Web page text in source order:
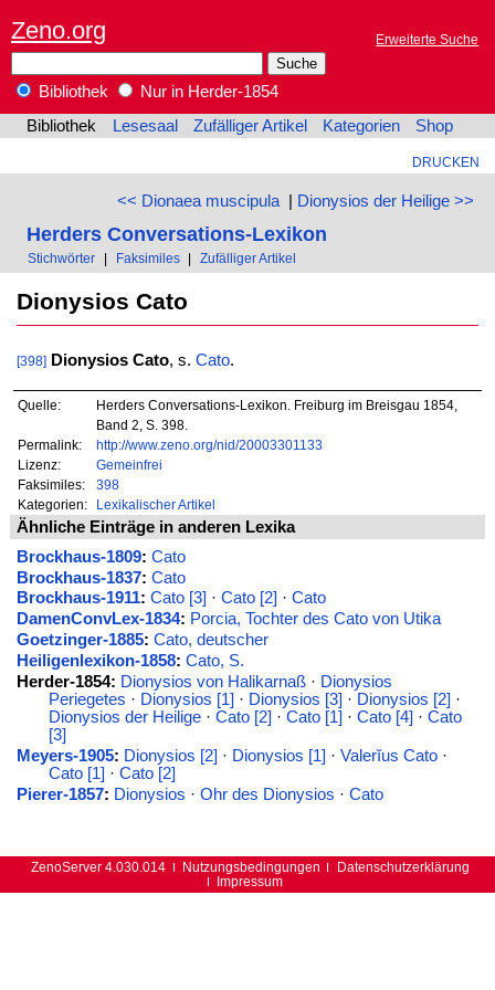
Zeno.org Erweiterte Suche
Bibliothek
Nur in Herder-1854
Bibliothek
Lesesaal Zufälliger Artikel Kategorien Shop
DRUCKEN
<< Dionaea muscipula| Dionysios der Heilige >>
Herders Conversations-Lexikon
Stichwörter | Faksimiles | Zufälliger Artikel
Dionysios Cato
[398] Dionysios Cato, s. Cato.
Quelle:
Herders Conversations-Lexikon. Freiburg im Breisgau 1854,
Band 2, S. 398.
Permalink:
http://www.zeno.org/nid/20003301133
Lizenz:
Gemeinfrei
Faksimiles:
398
Kategorien:
Lexikalischer Artikel
Ähnliche Einträge in anderen Lexika
Brockhaus-1809: Cato
Brockhaus-1837: Cato
Brockhaus-1911: Cato [3] · Cato [2] · Cato
DamenConvLex-1834: Porcia, Tochter des Cato von Utika
Goetzinger-1885: Cato, deutscher
Heiligenlexikon-1858: Cato, S.
Herder-1854: Dionysios von Halikarnaß· Dionysios
Periegetes · Dionysios [1] · Dionysios [3] · Dionysios [2] ·
Dionysios der Heilige· Cato [2] · Cato [1] · Cato [4] · Cato
[3]
Meyers-1905: Dionysios [2] · Dionysios [1] · Valerĭus Cato·
Cato [1] · Cato [2]
Pierer-1857: Dionysios · Ohr des Dionysios · Cato
ZenoServer 4.030.014 Nutzungsbedingungen
Datenschutzerklärung
Impressum